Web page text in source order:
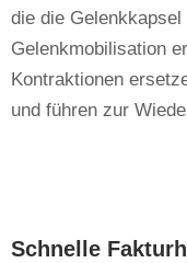
die die
Gelenkmobilisation
Kontraktionen
und führen zur
Schnelle